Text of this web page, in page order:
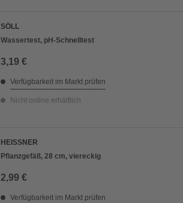
SÖLL
Wassertest, pH-Schnelltest
3,19 €
Verfügbarkeit im Markt prüfen
Nicht online erhältlich
HEISSNER
Pflanzgefäß, 28 cm, viereckig
2,99 €
Verfügbarkeit im Markt prüfen